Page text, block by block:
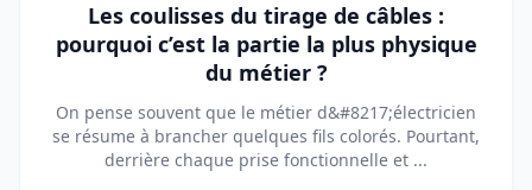
Les coulisses du tirage de câbles :
pourquoi c’est la partie la plus physique
du métier ?
On pense souvent que le métier d&#8217;électricien
se résume à brancher quelques fils colorés. Pourtant,
derrière chaque prise fonctionnelle et ...